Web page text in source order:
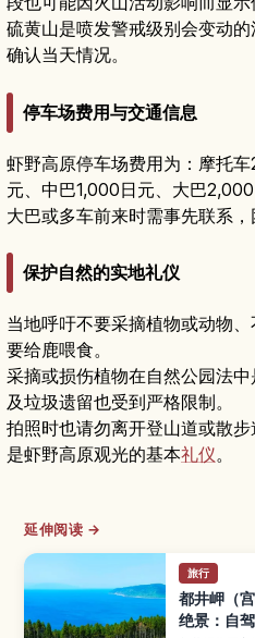
硫黄山是喷发警戒级别会变动
确认当天情况。
停车场费用与交通信息
虾野高原停车场费用为：摩托
元、中巴1,000日元、大巴2,000
大巴或多车前来时需事先联系，
保护自然的实地礼仪
当地呼吁不要采摘植物或动物
要给鹿喂食。
采摘或损伤植物在自然公园法
及垃圾遗留也受到严格限制。
拍照时也请勿离开登山道或散
是虾野高原观光的基本礼仪。
延伸阅读 →
旅行
都井岬（
绝景：自